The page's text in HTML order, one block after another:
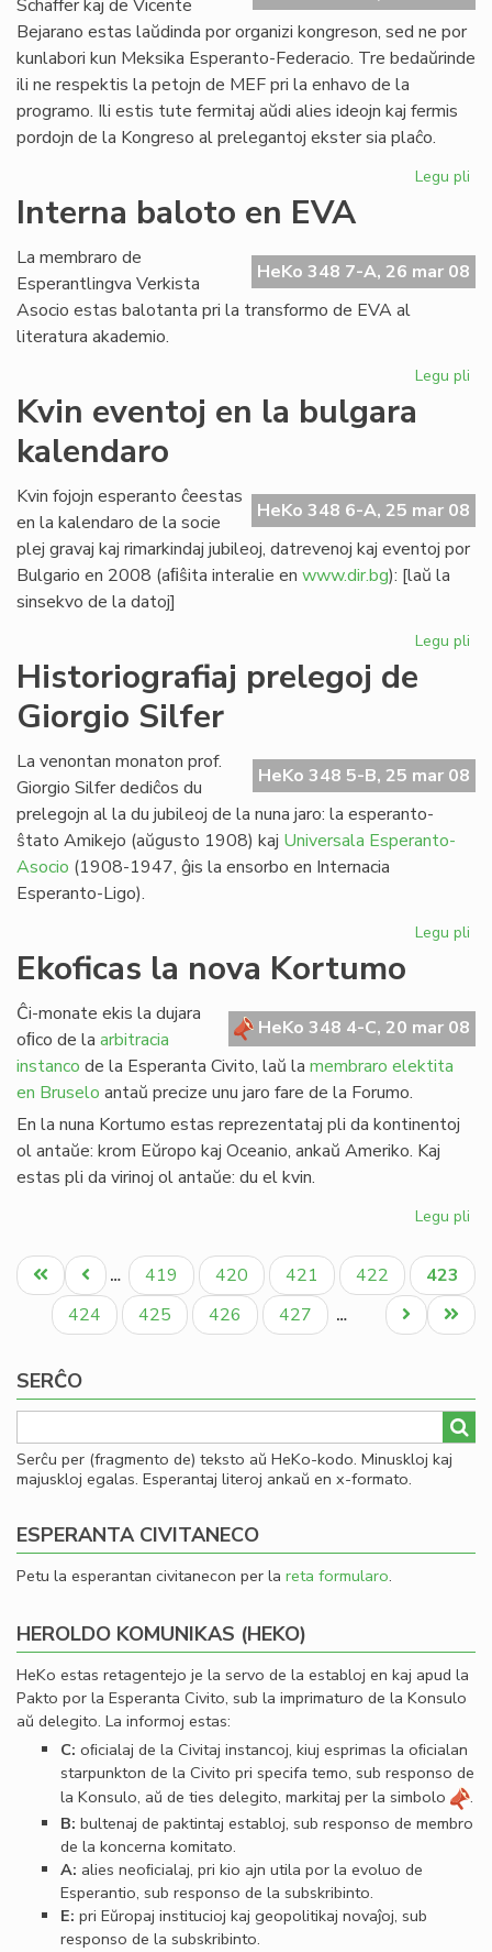
Schäffer kaj de Vicente
Bejarano estas laŭdinda por organizi kongreson, sed ne por
kunlabori kun Meksika Esperanto-Federacio. Tre bedaŭrinde
ili ne respektis la petojn de MEF pri la enhavo de la
programo. Ili estis tute fermitaj aŭdi alies ideojn kaj fermis
pordojn de la Kongreso al prelegantoj ekster sia plaĉo.
Legu pli
Interna baloto en EVA
HeKo 348 7-A, 26 mar 08
La membraro de
Esperantlingva Verkista
Asocio estas balotanta pri la transformo de EVA al
literatura akademio.
Legu pli
Kvin eventoj en la bulgara
kalendaro
HeKo 348 6-A, 25 mar 08
Kvin fojojn esperanto ĉeestas
en la kalendaro de la socie
plej gravaj kaj rimarkindaj jubileoj, datrevenoj kaj eventoj por
Bulgario en 2008 (aﬁŝita interalie en www.dir.bg): [laŭ la
sinsekvo de la datoj]
Legu pli
Historiografiaj prelegoj de
Giorgio Silfer
HeKo 348 5-B, 25 mar 08
La venontan monaton prof.
Giorgio Silfer dediĉos du
prelegojn al la du jubileoj de la nuna jaro: la esperanto-
ŝtato Amikejo (aŭgusto 1908) kaj Universala Esperanto-
Asocio (1908-1947, ĝis la ensorbo en Internacia
Esperanto-Ligo).
Legu pli
Ekoficas la nova Kortumo
HeKo 348 4-C, 20 mar 08
Ĉi-monate ekis la dujara
oﬁco de la arbitracia
instanco de la Esperanta Civito, laŭ la membraro elektita
en Bruselo antaŭ precize unu jaro fare de la Forumo.
En la nuna Kortumo estas reprezentataj pli da kontinentoj
ol antaŭe: krom Eŭropo kaj Oceanio, ankaŭ Ameriko. Kaj
estas pli da virinoj ol antaŭe: du el kvin.
Legu pli
la
Pagination
Unua
paĝo
Antaŭa
paĝo
… Paĝo
419 Paĝo
420 Paĝo
421 Paĝo
422
Aktuala
paĝo
423
Paĝo
424 Paĝo
425 Paĝo
426 Paĝo
427 …
Last
page
Next
page
SERĈO
Serĉu per (fragmento de) teksto aŭ HeKo-kodo. Minuskloj kaj
majuskloj egalas. Esperantaj literoj ankaŭ en x-formato.
ESPERANTA CIVITANECO
Petu la esperantan civitanecon per la reta formularo.
HEROLDO KOMUNIKAS (HEKO)
HeKo estas retagentejo je la servo de la establoj en kaj apud la
Pakto por la Esperanta Civito, sub la imprimaturo de la Konsulo
aŭ delegito. La informoj estas:
C: oﬁcialaj de la Civitaj instancoj, kiuj esprimas la oﬁcialan
starpunkton de la Civito pri specifa temo, sub responso de
la Konsulo, aŭ de ties delegito, markitaj per la simbolo
.
B: bultenaj de paktintaj establoj, sub responso de membro
de la koncerna komitato.
A: alies neoﬁcialaj, pri kio ajn utila por la evoluo de
Esperantio, sub responso de la subskribinto.
E: pri Eŭropaj institucioj kaj geopolitikaj novaĵoj, sub
responso de la subskribinto.